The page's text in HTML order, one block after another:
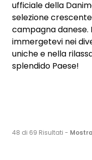
ufficiale della
selezione
campagna danese.
immergetevi nei
uniche e nella
splendido Paese!
48 di 69 Risultati -